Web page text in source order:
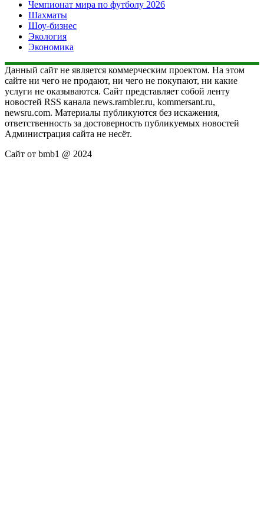
Чемпионат мира по футболу 2026
Шахматы
Шоу-бизнес
Экология
Экономика
Данный сайт не является коммерческим проектом. На этом
сайте ни чего не продают, ни чего не покупают, ни какие
услуги не оказываются. Сайт представляет собой ленту
новостей RSS канала news.rambler.ru, kommersant.ru,
newsru.com. Материалы публикуются без искажения,
ответственность за достоверность публикуемых новостей
Администрация сайта не несёт.
Сайт от bmb1 @ 2024